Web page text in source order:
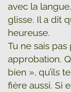
avec la
glisse. Il a dit
heureuse.
Tu ne sais
approbation.
bien », qu’ils
fière aussi. Si